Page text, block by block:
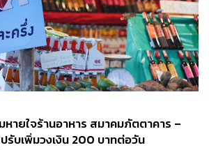
หายใจร้านอาหาร สมาคมภัตตาคาร –
รับเพิ่มวงเงิน 200 บาทต่อวัน